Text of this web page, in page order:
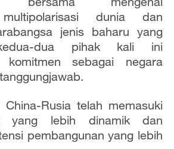
multipolarisasi dunia dan
jenis baharu yang
dua pihak kali ini
komitmen sebagai negara
China-Rusia telah memasuki
yang lebih dinamik dan
pembangunan yang lebih